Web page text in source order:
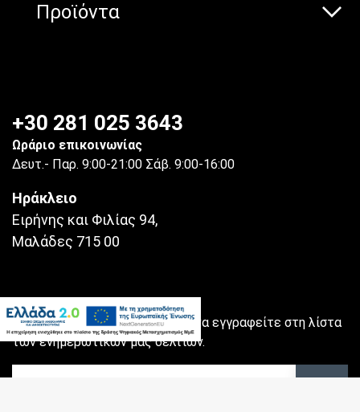
Προϊόντα
+30 281 025 3643
Ωράριο επικοινωνίας
Δευτ.- Παρ. 9:00-21:00 Σάβ. 9:00-16:00
Ηράκλειο
Ειρήνης και Φιλίας 94,
Μαλάδες 715 00
Συμπληρώστε το email σας για να εγγραφείτε στη λίστα
των ενημερωτικών μας δελτίων.